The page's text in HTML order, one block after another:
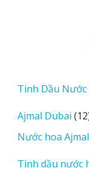
Tinh Dầu
Ajmal Dubai 12
Nước hoa Ajmal
Tinh dầu nước